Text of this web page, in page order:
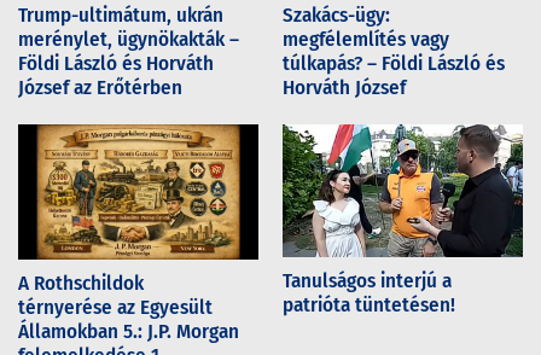
Trump-ultimátum, ukrán
merénylet, ügynökakták –
Földi László és Horváth
József az Erőtérben
Szakács-ügy:
megfélemlítés vagy
túlkapás? – Földi László és
Horváth József
A Rothschildok
térnyerése az Egyesült
Államokban 5.: J.P. Morgan
Tanulságos interjú a
patrióta tüntetésen!